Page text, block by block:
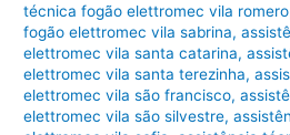
técnica fogão elettromec vila romero
fogão elettromec vila sabrina,
elettromec vila santa catarina,
elettromec vila santa terezinha,
elettromec vila são francisco,
elettromec vila são silvestre,